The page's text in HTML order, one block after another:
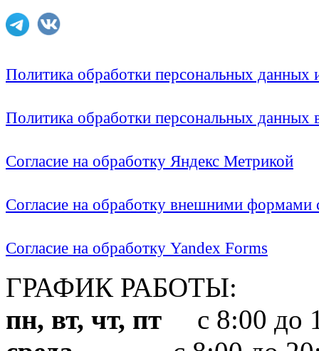
Политика обработки персональных
Политика обработки персональных
Согласие на обработку Яндекс Метрикой
Согласие на обработку внешними формами
Согласие на обработку Yandex Forms
ГРАФИК РАБОТЫ:
пн, вт, чт, пт с 8:00 до